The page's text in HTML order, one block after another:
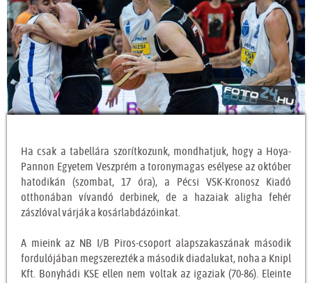
Ha csak a tabellára szorítkozunk, mondhatjuk, hogy a Hoya-
Pannon Egyetem Veszprém a toronymagas esélyese az október
hatodikán (szombat, 17 óra), a Pécsi VSK-Kronosz Kiadó
otthonában vívandó derbinek, de a hazaiak aligha fehér
zászlóval várják a kosárlabdázóinkat.
A mieink az NB I/B Piros-csoport alapszakaszának második
fordulójában megszerezték a második diadalukat, noha a Knipl
Kft. Bonyhádi KSE ellen nem voltak az igaziak (70-86). Eleinte